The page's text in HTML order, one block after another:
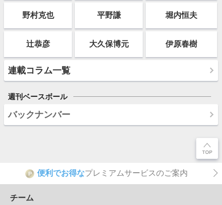
野村克也 平野謙 堀内恒夫
辻恭彦 大久保博元 伊原春樹
連載コラム一覧
週刊ベースボール
バックナンバー
P 便利でお得なプレミアムサービスのご案内
チーム